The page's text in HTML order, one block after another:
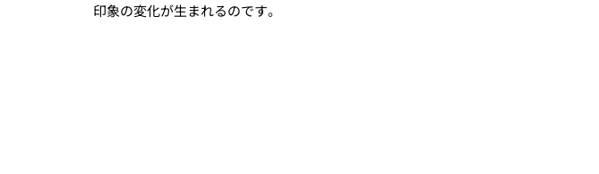
印象の変化が生まれるのです。